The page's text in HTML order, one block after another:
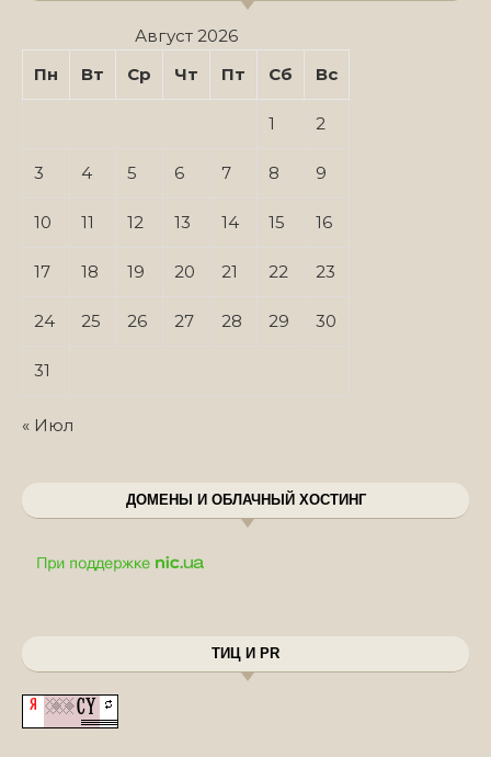
Август 2026
Пн
Вт Ср Чт Пт Сб Вс
1 2
3 4 5 6 7 8 9
10 11 12 13 14 15 16
17 18 19 20 21 22 23
24 25 26 27 28 29 30
31
« Июл
ДОМЕНЫ И ОБЛАЧНЫЙ ХОСТИНГ
ТИЦ И PR